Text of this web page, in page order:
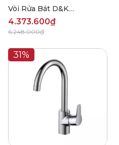
Vòi Rửa Bát D&K
DK1462504-D
4.373.600₫
6.248.000₫
31%